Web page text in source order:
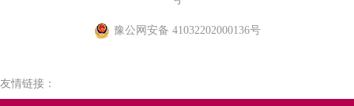
豫公网安备 41032202000136号
友情链接：